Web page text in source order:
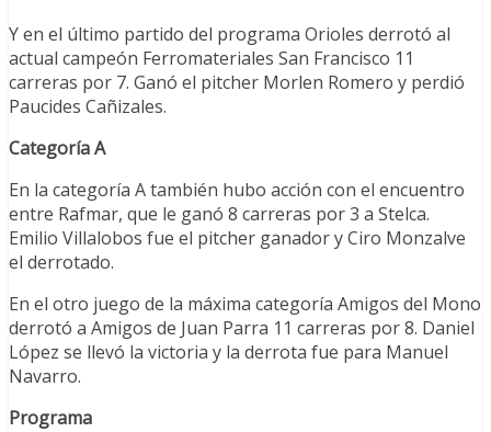
Y en el último partido del programa Orioles derrotó al
actual campeón Ferromateriales San Francisco 11
carreras por 7. Ganó el pitcher Morlen Romero y perdió
Paucides Cañizales.
Categoría A
En la categoría A también hubo acción con el encuentro
entre Rafmar, que le ganó 8 carreras por 3 a Stelca.
Emilio Villalobos fue el pitcher ganador y Ciro Monzalve
el derrotado.
En el otro juego de la máxima categoría Amigos del Mono
derrotó a Amigos de Juan Parra 11 carreras por 8. Daniel
López se llevó la victoria y la derrota fue para Manuel
Navarro.
Programa